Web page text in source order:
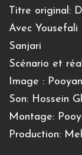
Titre original:
Avec Yousefali
Sanjari
Scénario et
Image :
Son: Hossein
Montage:
Production: